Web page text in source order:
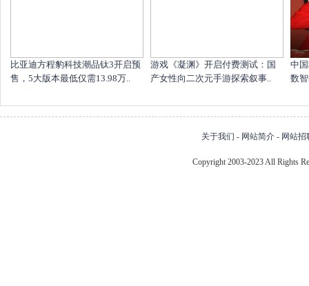
比亚迪方程豹科技潮品钛3开启预
售，5大版本最低仅需13.98万..
游戏《凝渊》开启付费测试：国
产女性向二次元手游探索叙事..
中
数
关于我们 - 网站简介 - 网站招
Copyright 2003-2023 All Rights